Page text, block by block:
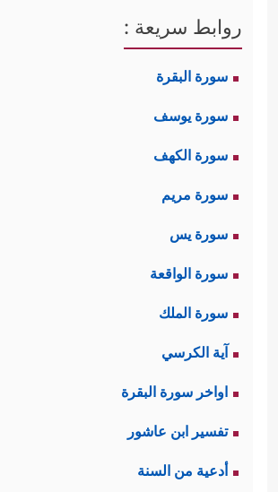
روابط سريعة :
سورة البقرة
سورة يوسف
سورة الكهف
سورة مريم
سورة يس
سورة الواقعة
سورة الملك
آية الكرسي
اواخر سورة البقرة
تفسير ابن عاشور
أدعية من السنة